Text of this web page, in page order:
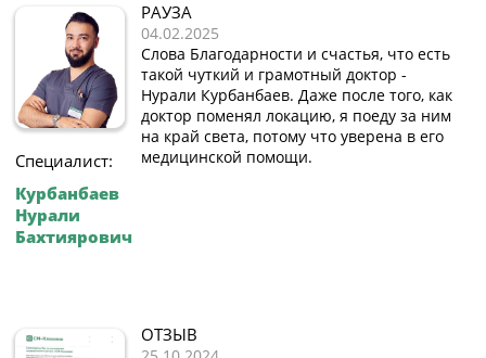
Специалист:
Курбанбаев
Нурали
Бахтиярович
РАУЗА
04.02.2025
Слова Благодарности и счастья, что есть
такой чуткий и грамотный доктор -
Нурали Курбанбаев. Даже после того, как
доктор поменял локацию, я поеду за ним
на край света, потому что уверена в его
медицинской помощи.
ОТЗЫВ